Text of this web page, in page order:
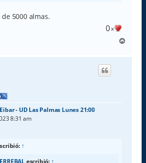
5000 almas.
0x
r
- UD Las Palmas Lunes 21:00
8:31 am
↑
escribió: ↑